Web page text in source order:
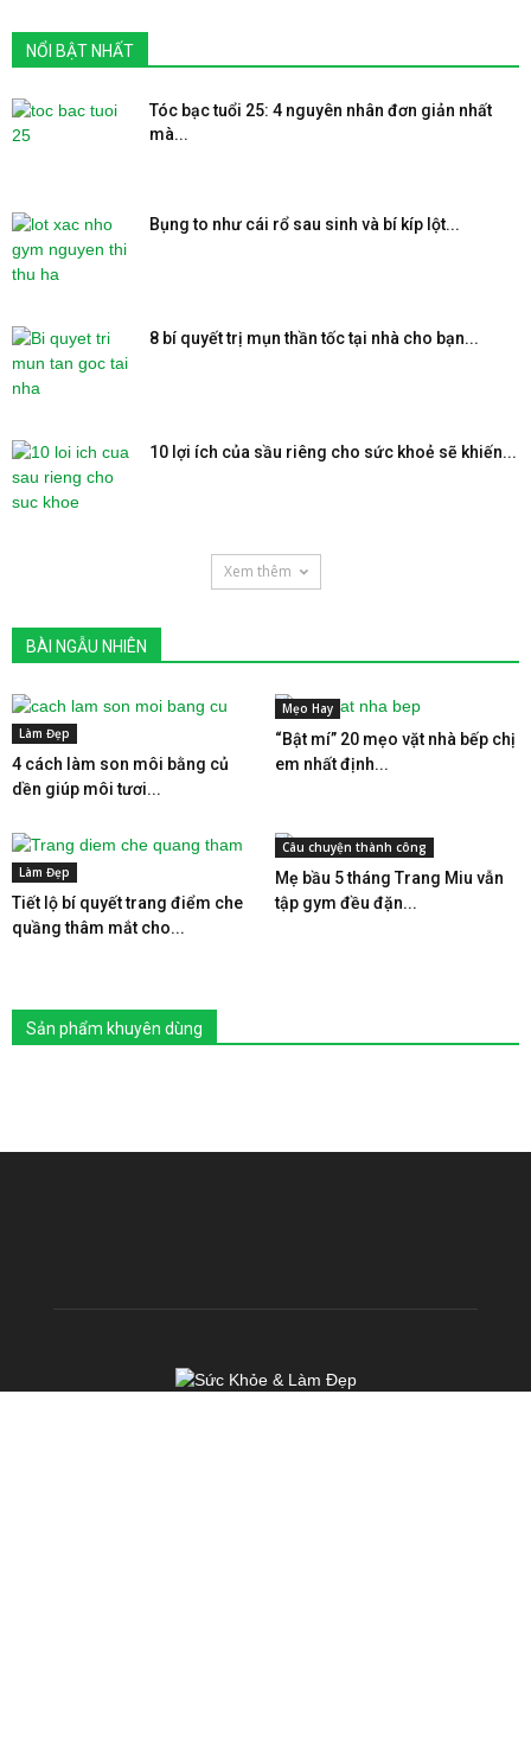
NỔI BẬT NHẤT
Tóc bạc tuổi 25: 4 nguyên nhân đơn giản nhất
mà...
Bụng to như cái rổ sau sinh và bí kíp lột...
8 bí quyết trị mụn thần tốc tại nhà cho bạn...
10 lợi ích của sầu riêng cho sức khoẻ sẽ khiến...
Xem thêm
BÀI NGẪU NHIÊN
Làm Đẹp
4 cách làm son môi bằng củ
dền giúp môi tươi...
Mẹo Hay
“Bật mí” 20 mẹo vặt nhà bếp chị
em nhất định...
Làm Đẹp
Tiết lộ bí quyết trang điểm che
quầng thâm mắt cho...
Câu chuyện thành công
Mẹ bầu 5 tháng Trang Miu vẫn
tập gym đều đặn...
Sản phẩm khuyên dùng